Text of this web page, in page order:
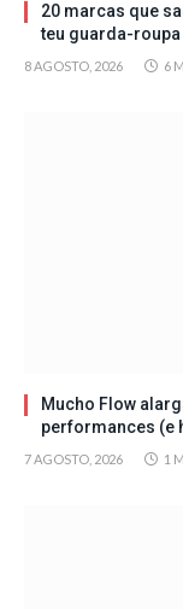
20 marcas que
teu guarda-roupa
8 AGOSTO, 2026 6
Mucho Flow
performances (e
7 AGOSTO, 2026 1